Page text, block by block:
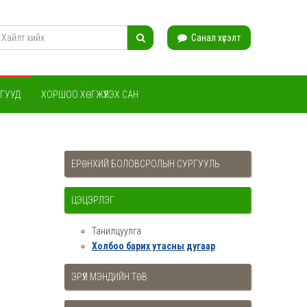
Санал хүсэлт
ХОРШОО ХӨГЖҮҮЛЭХ САН
ЕРӨНХИЙ БОЛОВСРОЛЫН СУРГУУЛЬ
ЦЭЦЭРЛЭГ
Танилцуулга
Холбоо барих утасны дугаар
ЭРҮҮЛ МЭНДИЙН ТӨВ